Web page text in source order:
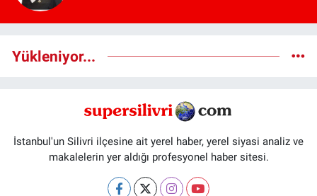
Yükleniyor...
İstanbul'un Silivri ilçesine ait yerel haber, yerel siyasi analiz ve
makalelerin yer aldığı profesyonel haber sitesi.